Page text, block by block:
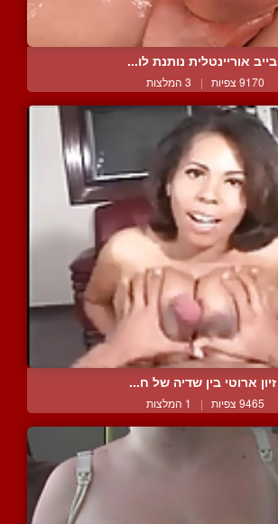
בייב אוריינטלית נותנת לו...
9170 צפיות | 3 המלצות
זיון ארוטי בין שדיה של ח...
9465 צפיות | 1 המלצות